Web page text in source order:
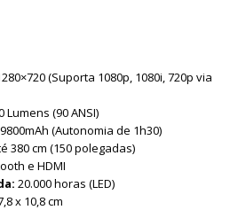
(Suporta 1080p, 1080i, 720p via
Lumens (90 ANSI)
9800mAh (Autonomia de 1h30)
380 cm (150 polegadas)
e HDMI
20.000 horas (LED)
x 10,8 cm